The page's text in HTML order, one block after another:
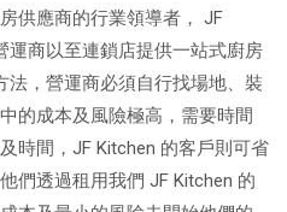
供應商的行業領導者， JF
運商以至連鎖店提供一站式廚房
，營運商必須自行找場地、裝
的成本及風險極高，需要時間
時間，JF Kitchen 的客戶則可省
們透過租用我們 JF Kitchen 的